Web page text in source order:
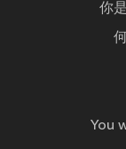
你
You